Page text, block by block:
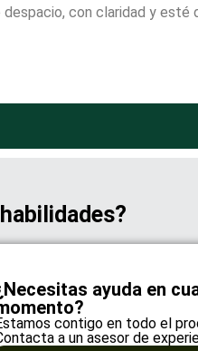
con claridad y esté
ayuda en
contigo en todo el
a un asesor de